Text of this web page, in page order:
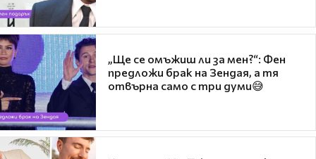
„Ще се омъжиш ли за мен?“: Фен
предложи брак на Зендая, а тя
отвърна само с три думи😅